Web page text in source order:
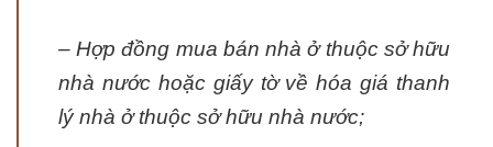
– Hợp đồng mua bán nhà ở thuộc sở hữu
nhà nước hoặc giấy tờ về hóa giá thanh
lý nhà ở thuộc sở hữu nhà nước;